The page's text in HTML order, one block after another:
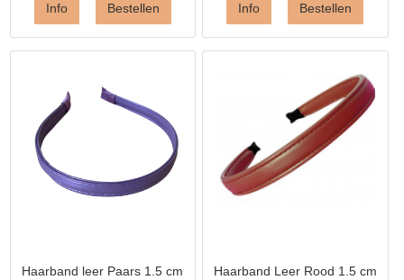
Haarband leer Paars 1.5 cm Haarband Leer Rood 1.5 cm